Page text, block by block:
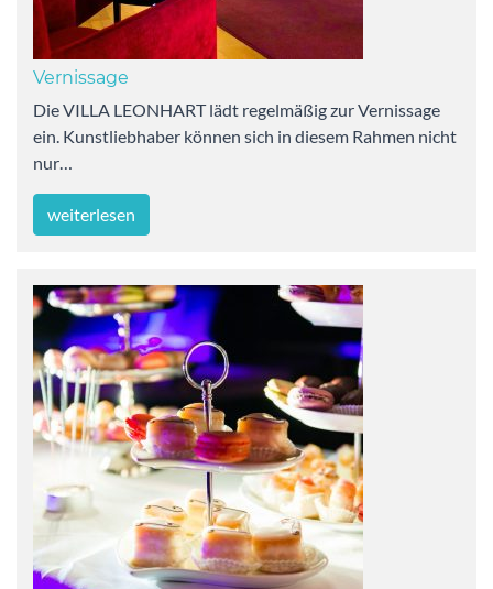
Vernissage
Die VILLA LEONHART lädt regelmäßig zur Vernissage
ein. Kunstliebhaber können sich in diesem Rahmen nicht
nur…
weiterlesen